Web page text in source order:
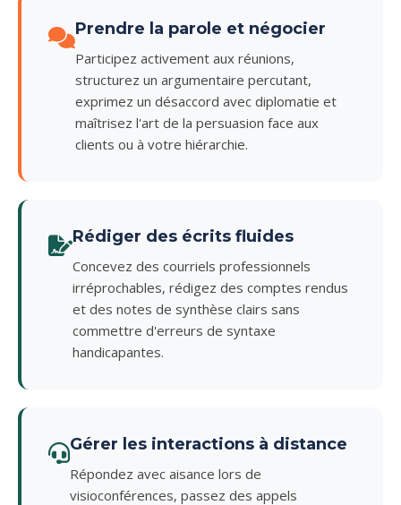
Prendre la parole et négocier
Participez activement aux réunions,
structurez un argumentaire percutant,
exprimez un désaccord avec diplomatie et
maîtrisez l'art de la persuasion face aux
clients ou à votre hiérarchie.
Rédiger des écrits fluides
Concevez des courriels professionnels
irréprochables, rédigez des comptes rendus
et des notes de synthèse clairs sans
commettre d'erreurs de syntaxe
handicapantes.
Gérer les interactions à distance
Répondez avec aisance lors de
visioconférences, passez des appels